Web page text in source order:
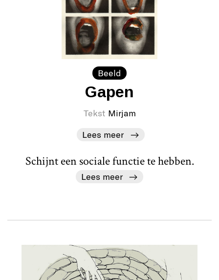
Beeld
Gapen
Tekst Mirjam
Lees meer
Schijnt een sociale functie te hebben.
Lees meer